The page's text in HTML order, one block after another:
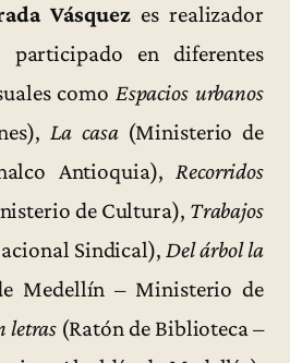
Vásquezes realizador
en diferentes
como Espacios urbanos
La casa(Ministerio de
Antioquia), Recorridos
de Cultura), Trabajos
Sindical),Del árbol la
Medellín – Ministerio de
letras (Ratón de Biblioteca –